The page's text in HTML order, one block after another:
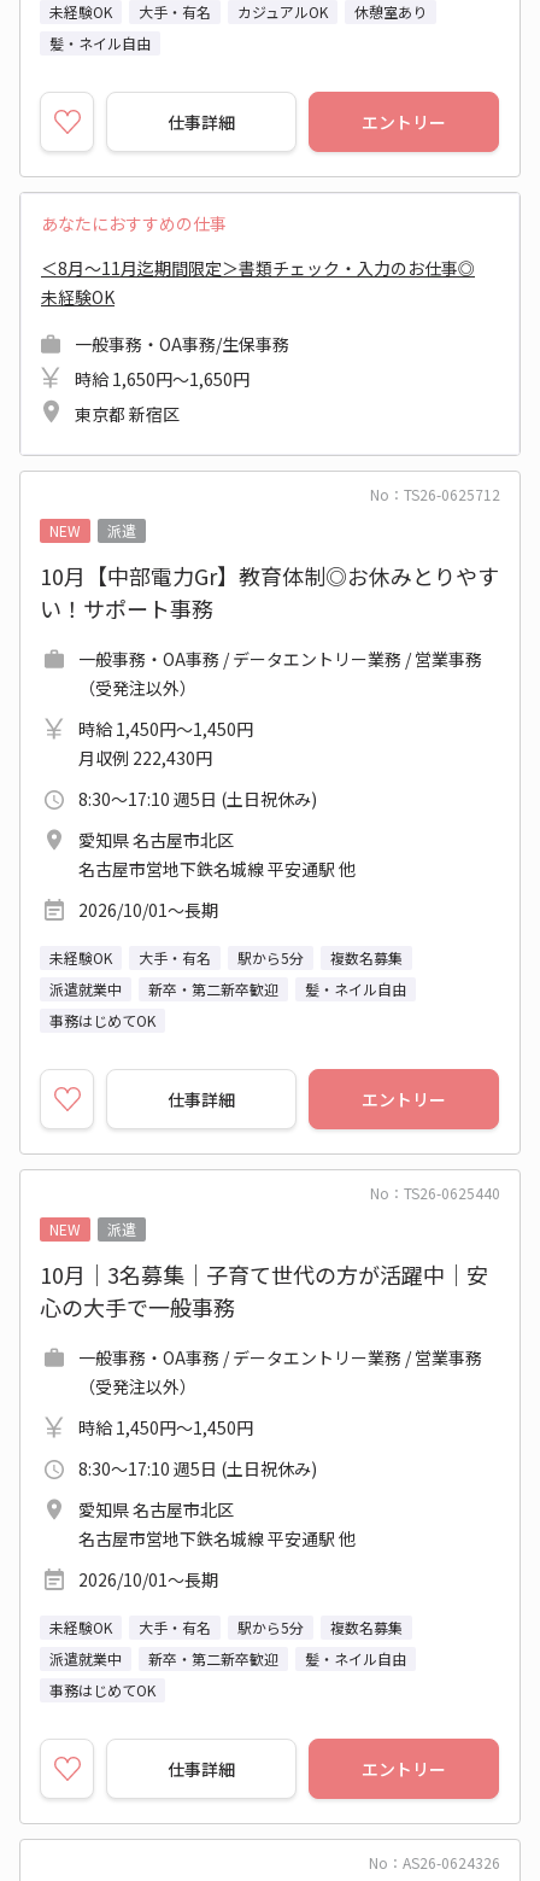
未経験OK 大手・有名 カジュアルOK
休憩室あり
髪・ネイル自由
仕事詳細 エントリー
あなたにおすすめの仕事
＜8月～11月迄期間限定＞書類チェック・入力のお仕事◎
未経験OK
一般事務・OA事務/生保事務
時給 1,650円～1,650円
東京都 新宿区
No：TS26-0625712
NEW
派遣
10月【中部電力Gr】教育体制◎お休みとりやす
い！サポート事務
一般事務・OA事務 / データエントリー業務 / 営業事務
（受発注以外）
時給 1,450円～1,450円
月収例 222,430円
8:30～17:10 週5日 (土日祝休み)
愛知県 名古屋市北区
名古屋市営地下鉄名城線 平安通駅 他
2026/10/01～長期
未経験OK 大手・有名 駅から5分
複数名募集
派遣就業中
新卒・第二新卒歓迎
髪・ネイル自由
事務はじめてOK
仕事詳細 エントリー
No：TS26-0625440
NEW
派遣
10月｜3名募集｜子育て世代の方が活躍中｜安
心の大手で一般事務
一般事務・OA事務 / データエントリー業務 / 営業事務
（受発注以外）
時給 1,450円～1,450円
8:30～17:10 週5日 (土日祝休み)
愛知県 名古屋市北区
名古屋市営地下鉄名城線 平安通駅 他
2026/10/01～長期
未経験OK 大手・有名 駅から5分
複数名募集
派遣就業中
新卒・第二新卒歓迎
髪・ネイル自由
事務はじめてOK
仕事詳細 エントリー
No：AS26-0624326